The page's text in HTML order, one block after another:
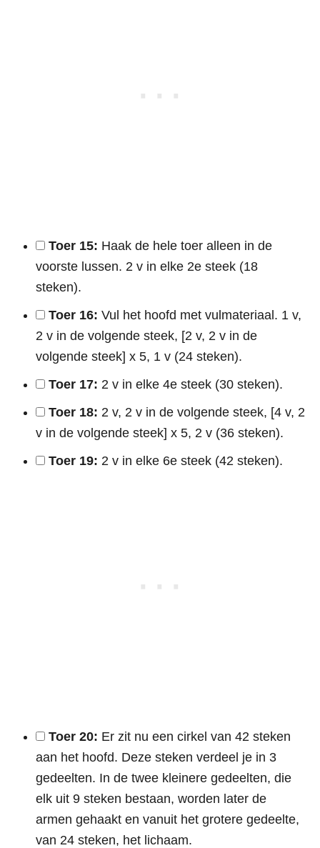
Toer 15: Haak de hele toer alleen in de
voorste lussen. 2 v in elke 2e steek (18
steken).
Toer 16: Vul het hoofd met vulmateriaal. 1 v,
2 v in de volgende steek, [2 v, 2 v in de
volgende steek] x 5, 1 v (24 steken).
Toer 17: 2 v in elke 4e steek (30 steken).
Toer 18: 2 v, 2 v in de volgende steek, [4 v, 2
v in de volgende steek] x 5, 2 v (36 steken).
Toer 19: 2 v in elke 6e steek (42 steken).
Toer 20: Er zit nu een cirkel van 42 steken
aan het hoofd. Deze steken verdeel je in 3
gedeelten. In de twee kleinere gedeelten, die
elk uit 9 steken bestaan, worden later de
armen gehaakt en vanuit het grotere gedeelte,
van 24 steken, het lichaam.